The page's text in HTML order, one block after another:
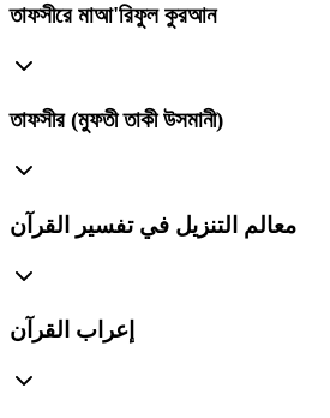
তাফসীরে মাআ'রিফুল কুরআন
তাফসীর (মুফতী তাকী উসমানী)
معالم التنزيل في تفسير القرآن
إعراب القرآن